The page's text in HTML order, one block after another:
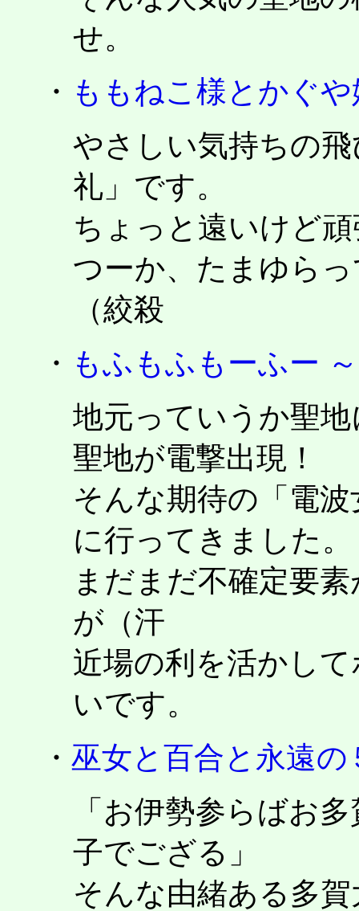
せ。
・ ももねこ様とかぐ
やさしい気持ちの
礼」です。
ちょっと遠いけど
つーか、たまゆら
（絞殺
・ もふもふもーふー
地元っていうか聖
聖地が電撃出現！
そんな期待の「電
に行ってきました。
まだまだ不確定要
が（汗
近場の利を活かし
いです。
・ 巫女と百合と永遠
「お伊勢参らばお
子でござる」
そんな由緒ある多